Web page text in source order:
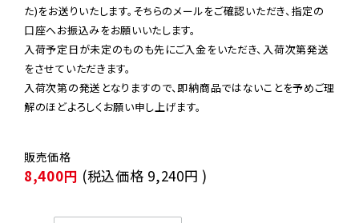
た)をお送りいたします。そちらのメールをご確認いただき、指定の
口座へお振込みをお願いいたします。
入荷予定日が未定のものも先にご入金をいただき、入荷次第発送
をさせていただきます。
入荷次第の発送となりますので、即納商品ではないことを予めご理
解のほどよろしくお願い申し上げます。
8,400円 (税込価格 9,240円 )